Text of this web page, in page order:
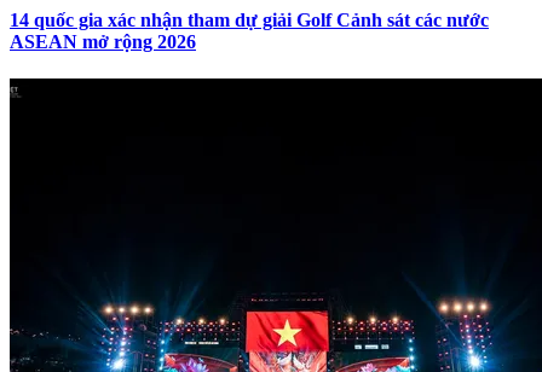
14 quốc gia xác nhận tham dự giải Golf Cảnh sát các nước
ASEAN mở rộng 2026